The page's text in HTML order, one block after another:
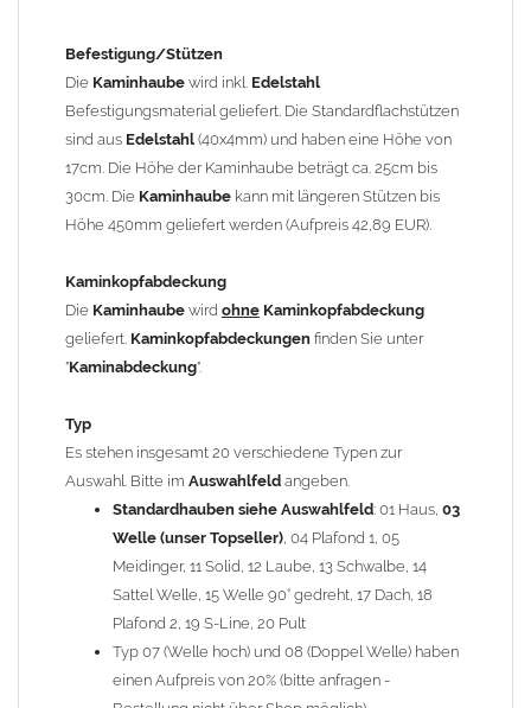
1,5mm hergestellt (Preis auf Anfrage = ca. 2-3-fache vom
1,5mm Standardpreis)
allgemeine Informationen:
Ab einer Kaminlängevon 1200mm werden 6
Kaminstützengeliefert.
Bei der Kombination mitWetterfahneundKaminbreite
angefertigt.
DieKaminhaubekann mitklappbaren Stützen
für 4 Stützen = 96,89 EUR, Länge ab 1200mm 6 Stützen =
145,39 EUR) geliefert werden.
Ihrem zuständigen
Hinweis: FürKaminhaubenundKaminabdeckungenkönnen wir
Nachnahme anbieten!
Lieferzeit: ca. 1-2 Wochen nach Zahlungseingang
Sonderanfertigung: Die Kaminhaube wird kundenspezifisch
angefertigt - keine Rücknahme möglich!
Befestigung/Stützen
Die Kaminhaube wird inkl. Edelstahl
Befestigungsmaterial geliefert. Die Standardflachstützen
sind aus Edelstahl (40x4mm) und haben eine Höhe von
17cm. Die Höhe der Kaminhaube beträgt ca. 25cm bis
30cm. Die Kaminhaube kann mit längeren Stützen bis
Höhe 450mm geliefert werden (Aufpreis 42,89 EUR).
Kaminkopfabdeckung
Die Kaminhaube wird ohne Kaminkopfabdeckung
geliefert. Kaminkopfabdeckungen finden Sie unter
"Kaminabdeckung".
Typ
Es stehen insgesamt 20 verschiedene Typen zur
Auswahl. Bitte im Auswahlfeld angeben.
Standardhauben siehe Auswahlfeld: 01 Haus, 03
Welle (unser Topseller), 04 Plafond 1, 05
Meidinger, 11 Solid, 12 Laube, 13 Schwalbe, 14
Sattel Welle, 15 Welle 90° gedreht, 17 Dach, 18
Plafond 2, 19 S-Line, 20 Pult
Typ 07 (Welle hoch) und 08 (Doppel Welle) haben
einen Aufpreis von 20% (bitte anfragen -